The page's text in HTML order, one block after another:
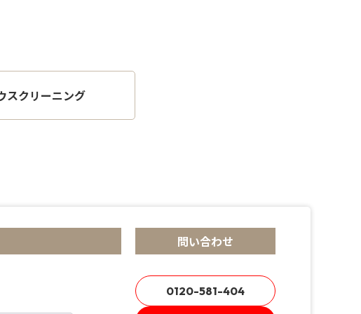
スクリーニング
問い合わせ
0120-581-404